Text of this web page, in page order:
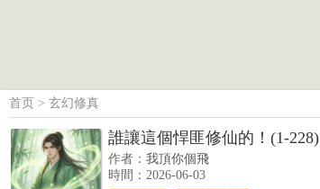
首页 > 玄幻修真
誰讓這個悍匪修仙的！(1-228)
作者： 我頂你個飛
時間：2026-06-03